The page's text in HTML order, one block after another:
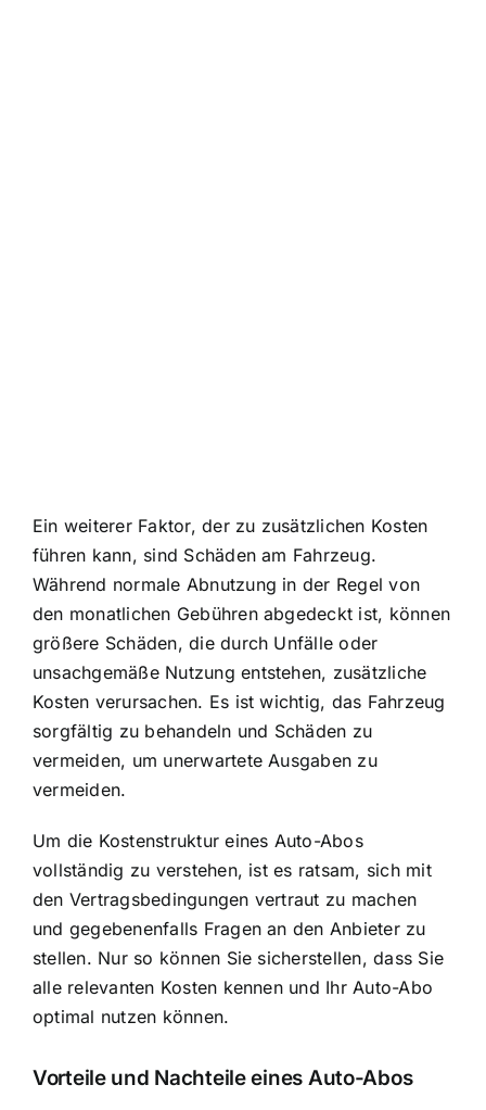
Ein weiterer Faktor, der zu zusätzlichen Kosten
führen kann, sind Schäden am Fahrzeug.
Während normale Abnutzung in der Regel von
den monatlichen Gebühren abgedeckt ist, können
größere Schäden, die durch Unfälle oder
unsachgemäße Nutzung entstehen, zusätzliche
Kosten verursachen. Es ist wichtig, das Fahrzeug
sorgfältig zu behandeln und Schäden zu
vermeiden, um unerwartete Ausgaben zu
vermeiden.
Um die Kostenstruktur eines Auto-Abos
vollständig zu verstehen, ist es ratsam, sich mit
den Vertragsbedingungen vertraut zu machen
und gegebenenfalls Fragen an den Anbieter zu
stellen. Nur so können Sie sicherstellen, dass Sie
alle relevanten Kosten kennen und Ihr Auto-Abo
optimal nutzen können.
Vorteile und Nachteile eines Auto-Abos